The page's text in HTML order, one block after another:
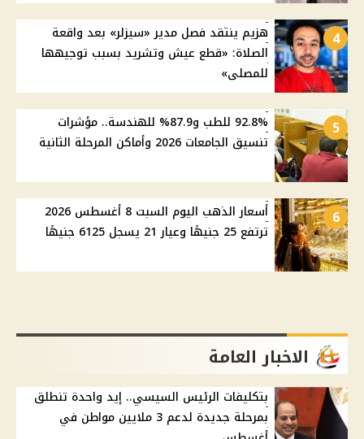
4
هزيم ينتقد فصل مدير «سيزلر» بعد واقعة
الصلاة: «قطع عيش وتشريد بسبب توجيهها
للمصلى»
5
92.8% للطب و87.9% للهندسة.. مؤشرات
تنسيق الجامعات 2026 وأماكن المرحلة الثانية
6
أسعار الذهب اليوم السبت 8 أغسطس 2026
ترتفع 25 جنيهًا وعيار 21 يسجل 6125 جنيهًا
الاخبار العامة
بتكليفات الرئيس السيسي.. إيد واحدة تنطلق
بمرحلة جديدة لدعم 3 ملايين مواطن في